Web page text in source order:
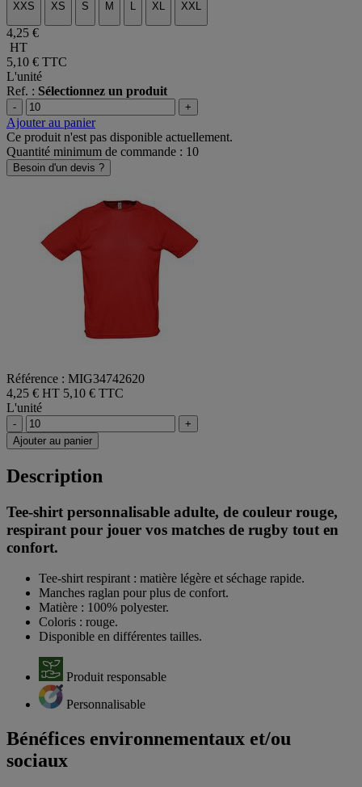
XXS XS S M L XL XXL
4,25 €
HT
5,10 € TTC
L'unité
Ref. : Sélectionnez un produit
- +
Ajouter au panier
Ce produit n'est pas disponible actuellement.
Quantité minimum de commande : 10
Besoin d'un devis ?
Référence : MIG34742620
4,25 € HT 5,10 € TTC
L'unité
-
+
Ajouter au panier
Description
Tee-shirt personnalisable adulte, de couleur rouge,
respirant pour jouer vos matches de rugby tout en
confort.
Tee-shirt respirant : matière légère et séchage rapide.
Manches raglan pour plus de confort.
Matière : 100% polyester.
Coloris : rouge.
Disponible en différentes tailles.
Produit responsable
Personnalisable
Bénéfices environnementaux et/ou
sociaux